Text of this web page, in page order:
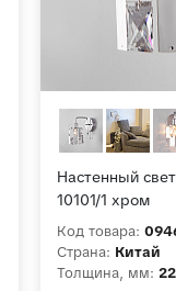
Настенный
10101/1 хром
Код товара:
Страна: Китай
Толщина, мм: